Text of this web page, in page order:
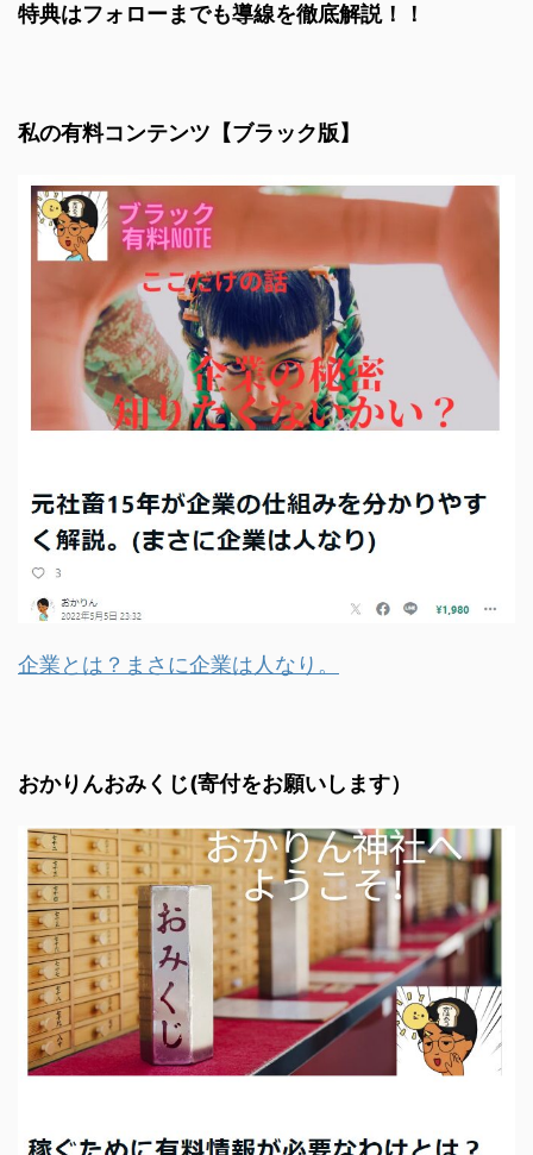
特典はフォローまでも導線を徹底解説！！
私の有料コンテンツ【ブラック版】
企業とは？まさに企業は人なり。
おかりんおみくじ(寄付をお願いします）